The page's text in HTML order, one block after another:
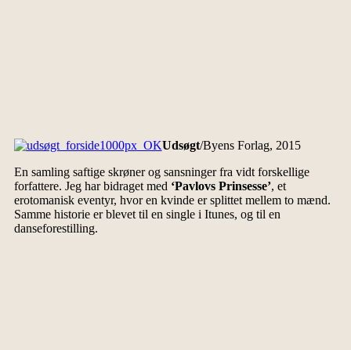
Udsøgt/Byens Forlag, 2015
En samling saftige skrøner og sansninger fra vidt forskellige
forfattere. Jeg har bidraget med ‘Pavlovs Prinsesse’, et
erotomanisk eventyr, hvor en kvinde er splittet mellem to mænd.
Samme historie er blevet til en single i Itunes, og til en
danseforestilling.